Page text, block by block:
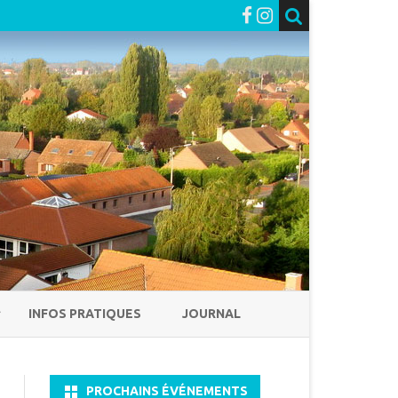
INFOS PRATIQUES JOURNAL
PROCHAINS ÉVÉNEMENTS